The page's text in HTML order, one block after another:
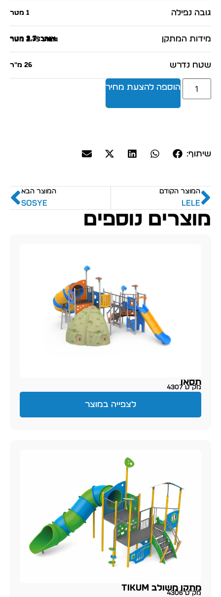
גובה נפילה 1 מטר
מידות המתקן אורך: 3.7 מטר
רוחב: 2.3 מטר
גובה: 2.75 מטר
שטח נדרש 26 מ"ר
הוספה להצעת מחיר
שיתוף:
המוצר הקודם
Lele
המוצר הבא
Sosye
מוצרים נוספים
תסאו
מק״ט 4307
לצפייה במוצר
מתקן משולב TIKUM
מק״ט 4306